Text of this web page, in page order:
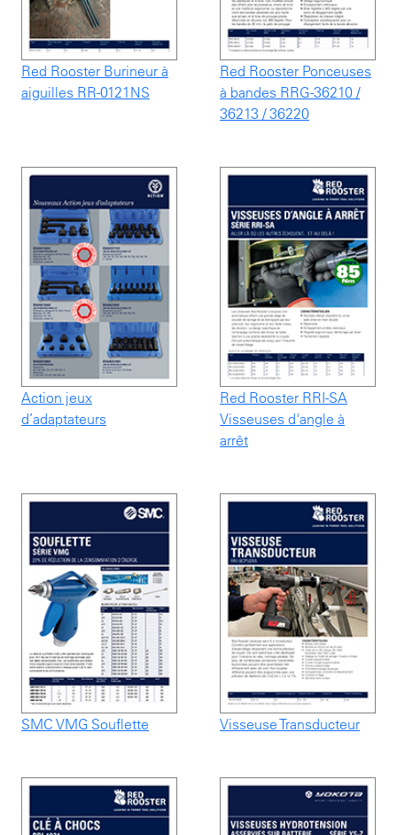
Red Rooster Burineur à
aiguilles RR-0121NS
Red Rooster Ponceuses
à bandes RRG-36210 /
36213 / 36220
Action jeux
d’adaptateurs
Red Rooster RRI-SA
Visseuses d'angle à
arrêt
SMC VMG Souflette Visseuse Transducteur